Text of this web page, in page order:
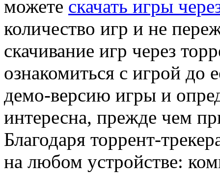
можете скачать игры
количество игр и не
скачивание игр через
ознакомиться с игрой до
демо-версию игры и
интересна, прежде чем
Благодаря торрент-
на любом устройстве: